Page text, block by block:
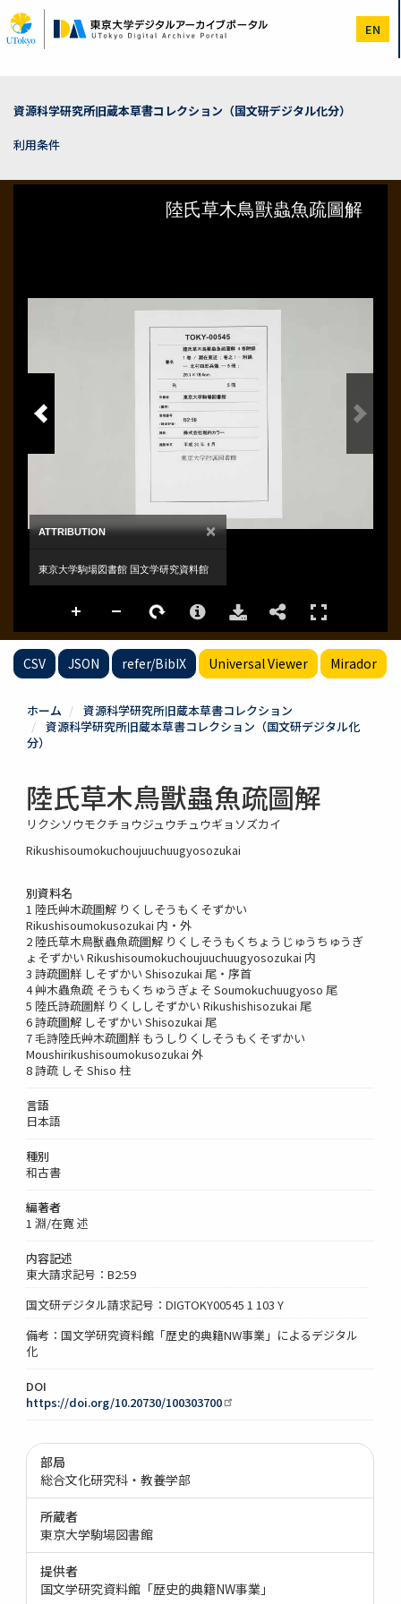
イ
ン
EN
資源科学研究所旧蔵本草書コレクション（国文研デジタル化分）
利用条件
CSV JSON refer/BibIX Universal Viewer Mirador
ホーム
資源科学研究所旧蔵本草書コレクション
資源科学研究所旧蔵本草書コレクション（国文研デジタル化
分）
陸氏草木鳥獸蟲魚疏圖解
リクシソウモクチョウジュウチュウギョソズカイ
Rikushisoumokuchoujuuchuugyosozukai
別資料名
1 陸氏艸木疏圖解 りくしそうもくそずかい
Rikushisoumokusozukai 内・外
2 陸氏草木鳥獸蟲魚疏圖解 りくしそうもくちょうじゅうちゅうぎ
ょそずかい Rikushisoumokuchoujuuchuugyosozukai 内
3 詩疏圖觧 しそずかい Shisozukai 尾・序首
4 艸木蟲魚疏 そうもくちゅうぎょそ Soumokuchuugyoso 尾
5 陸氏詩疏圖觧 りくししそずかい Rikushishisozukai 尾
6 詩疏圖解 しそずかい Shisozukai 尾
7 毛詩陸氏艸木疏圖觧 もうしりくしそうもくそずかい
Moushirikushisoumokusozukai 外
8 詩疏 しそ Shiso 柱
言語
日本語
種別
和古書
編著者
1 淵/在寛 述
内容記述
東大請求記号：B2:59
国文研デジタル請求記号：DIGTOKY00545 1 103 Y
備考：国文学研究資料館「歴史的典籍NW事業」によるデジタル
化
DOI
https://doi.org/10.20730/100303700
部局
総合文化研究科・教養学部
所蔵者
東京大学駒場図書館
提供者
国文学研究資料館「歴史的典籍NW事業」